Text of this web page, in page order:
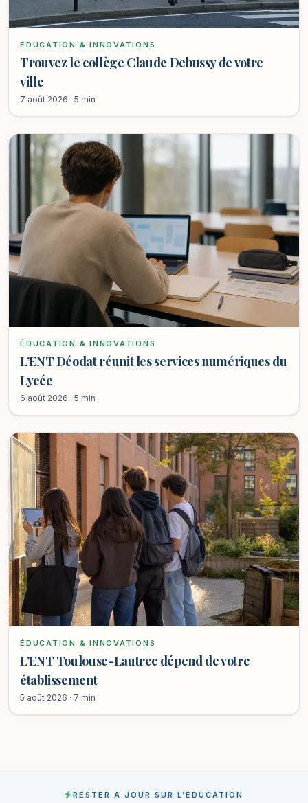
ÉDUCATION & INNOVATIONS
Trouvez le collège Claude Debussy de votre
ville
7 août 2026 · 5 min
ÉDUCATION & INNOVATIONS
L’ENT Déodat réunit les services numériques du
Lycée
6 août 2026 · 5 min
ÉDUCATION & INNOVATIONS
L’ENT Toulouse-Lautrec dépend de votre
établissement
5 août 2026 · 7 min
RESTER À JOUR SUR L’ÉDUCATION